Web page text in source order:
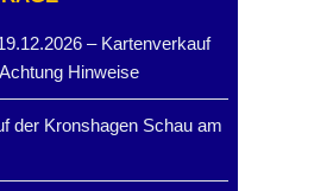
– Kartenverkauf
Hinweise
der Kronshagen Schau am